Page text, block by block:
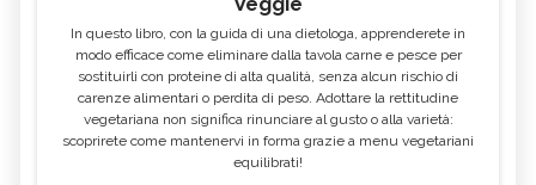
In questo libro, con la guida di una dietologa, apprenderete in
modo efficace come eliminare dalla tavola carne e pesce per
sostituirli con proteine di alta qualità, senza alcun rischio di
carenze alimentari o perdita di peso. Adottare la rettitudine
vegetariana non significa rinunciare al gusto o alla varietà:
scoprirete come mantenervi in forma grazie a menu vegetariani
equilibrati!